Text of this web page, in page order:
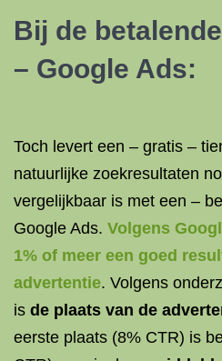
Bij de
– Google Ads:
Toch levert een – gratis –
natuurlijke zoekresultaten
vergelijkbaar is met een –
Google Ads. Volgens
1% of meer een goed
advertentie. Volgens
is de plaats van de
eerste plaats (8% CTR) is